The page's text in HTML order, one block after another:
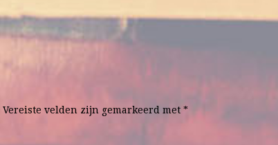
Vereiste velden zijn gemarkeerd met *